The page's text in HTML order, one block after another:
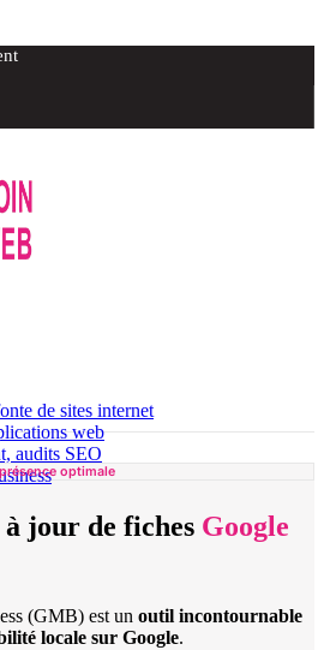
de sites internet
web
audits SEO
optimale
jour de fiches Google
(GMB) est un outil incontournable
locale sur Google.